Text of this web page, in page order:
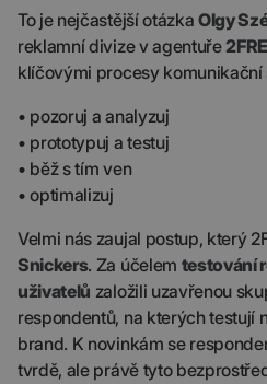
To je nejčastější otázka Olgy
reklamní divize v agentuře
klíčovými procesy komunikační
• pozoruj a analyzuj
• prototypuj a testuj
• běž s tím ven
• optimalizuj
Velmi nás zaujal postup, který
Snickers. Za účelem testování
uživatelů založili uzavřenou
respondentů, na kterých testují
brand. K novinkám se
tvrdě, ale právě tyto